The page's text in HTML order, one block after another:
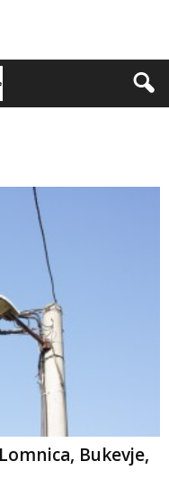
Bukevje,